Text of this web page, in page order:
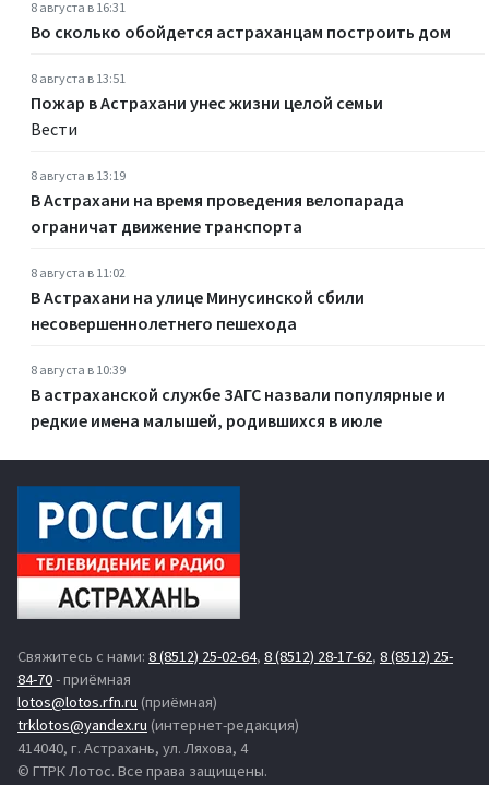
8 августа в 16:31
Во сколько обойдется астраханцам построить дом
8 августа в 13:51
Пожар в Астрахани унес жизни целой семьи
Вести
8 августа в 13:19
В Астрахани на время проведения велопарада
ограничат движение транспорта
8 августа в 11:02
В Астрахани на улице Минусинской сбили
несовершеннолетнего пешехода
8 августа в 10:39
В астраханской службе ЗАГС назвали популярные и
редкие имена малышей, родившихся в июле
Свяжитесь с нами: 8 (8512) 25-02-64, 8 (8512) 28-17-62, 8 (8512) 25-
84-70- приёмная
lotos@lotos.rfn.ru (приёмная)
trklotos@yandex.ru (интернет-редакция)
414040, г. Астрахань, ул. Ляхова, 4
© ГТРК Лотос. Все права защищены.